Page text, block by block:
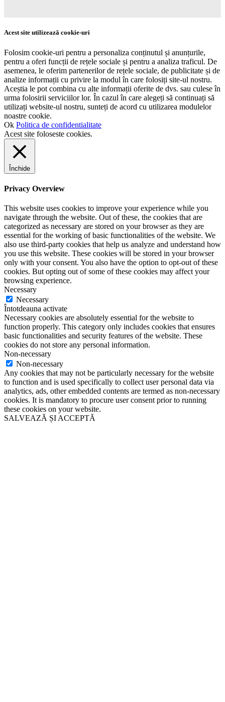
Acest site utilizează cookie-uri
Folosim cookie-uri pentru a personaliza conținutul și anunțurile,
pentru a oferi funcții de rețele sociale și pentru a analiza traficul. De
asemenea, le oferim partenerilor de rețele sociale, de publicitate și de
analize informații cu privire la modul în care folosiți site-ul nostru.
Aceștia le pot combina cu alte informații oferite de dvs. sau culese în
urma folosirii serviciilor lor. În cazul în care alegeți să continuați să
utilizați website-ul nostru, sunteți de acord cu utilizarea modulelor
noastre cookie.
Ok Politica de confidentialitate
Acest site foloseste cookies.
Închide
Privacy Overview
This website uses cookies to improve your experience while you
navigate through the website. Out of these, the cookies that are
categorized as necessary are stored on your browser as they are
essential for the working of basic functionalities of the website. We
also use third-party cookies that help us analyze and understand how
you use this website. These cookies will be stored in your browser
only with your consent. You also have the option to opt-out of these
cookies. But opting out of some of these cookies may affect your
browsing experience.
Necessary
Necessary
Întotdeauna activate
Necessary cookies are absolutely essential for the website to
function properly. This category only includes cookies that ensures
basic functionalities and security features of the website. These
cookies do not store any personal information.
Non-necessary
Non-necessary
Any cookies that may not be particularly necessary for the website
to function and is used specifically to collect user personal data via
analytics, ads, other embedded contents are termed as non-necessary
cookies. It is mandatory to procure user consent prior to running
these cookies on your website.
SALVEAZĂ ȘI ACCEPTĂ